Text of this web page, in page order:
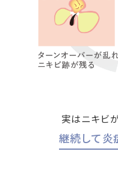
実はニキビ
継続して炎